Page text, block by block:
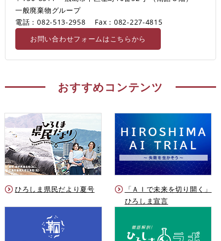
一般廃棄物グループ
電話：082-513-2958
Fax：082-227-4815
お問い合わせフォームはこちらから
おすすめコンテンツ
ひろしま県民だより夏号
「ＡＩで未来を切り開く」
ひろしま宣言